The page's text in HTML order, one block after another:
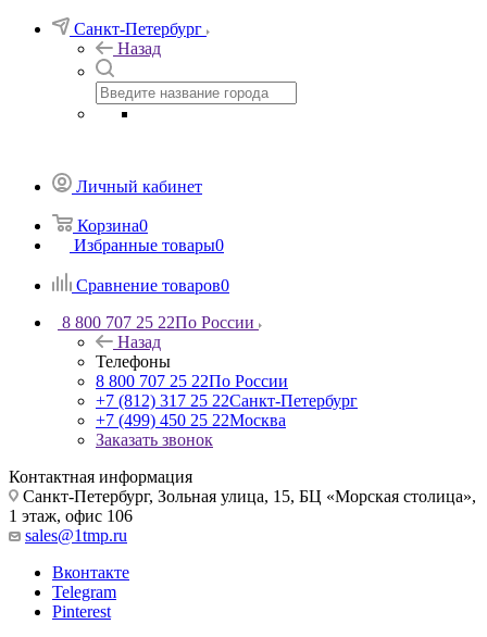
Санкт-Петербург
Назад
Личный кабинет
Корзина0
Избранные товары0
Сравнение товаров0
8 800 707 25 22По России
Назад
Телефоны
8 800 707 25 22По России
+7 (812) 317 25 22Санкт-Петербург
+7 (499) 450 25 22Москва
Заказать звонок
Контактная информация
Санкт-Петербург, Зольная улица, 15, БЦ «Морская столица»,
1 этаж, офис 106
sales@1tmp.ru
Вконтакте
Telegram
Pinterest